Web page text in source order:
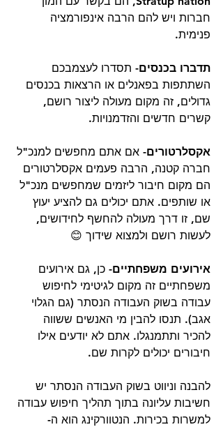
חברות ויש להם הרבה אינפורמציה
פנימית.
תדברו בכנסים- תסדרו לעצמבכם
השתתפות בפאנלים או הרצאות בכנסים
גדולים, זה מקום מעולה ליצור רושם,
קשרים חדשים והזדמנויות.
אקסלרטורים- אם אתם מחפשים למנכ"ל
חברה קטנה, הרבה פעמים אקסלרטורים
הם מקום חיבור ליזמים שמחפשים מנכ"ל
או שותפים. אתם יכולים גם להציע יעוץ
שם, זו דרך מעולה להחשף לחידושים,
לעשות רושם ולמצוא שידוך 😊
אירועים משפחתיים- כן, גם אירועים
משפחתיים זה מקום לגיטימי לחיפוש
עבודה בשוק העבודה הנסתר (גם הגלוי
אגב). תנסו להבין מי האנשים ששווה
להכיר ותתמנגלו. אתם לא יודעים אילו
חיבורים יכולים לקרות שם.
להבנה וניווט בשוק העבודה הנסתר יש
חשיבות עליונה בתוך תהליך חיפוש עבודה
למשרות בכירות. הנטוורקינג הוא ה-